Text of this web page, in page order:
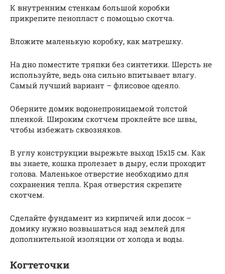
К внутренним стенкам большой коробки
прикрепите пенопласт с помощью скотча.
Вложите маленькую коробку, как матрешку.
На дно поместите тряпки без синтетики. Шерсть не
используйте, ведь она сильно впитывает влагу.
Самый лучший вариант – флисовое одеяло.
Оберните домик водонепроницаемой толстой
пленкой. Широким скотчем проклейте все швы,
чтобы избежать сквозняков.
В углу конструкции вырежьте выход 15х15 см. Как
вы знаете, кошка пролезает в дыру, если проходит
голова. Маленькое отверстие необходимо для
сохранения тепла. Края отверстия скрепите
скотчем.
Сделайте фундамент из кирпичей или досок –
домику нужно возвышаться над землей для
дополнительной изоляции от холода и воды.
Когтеточки